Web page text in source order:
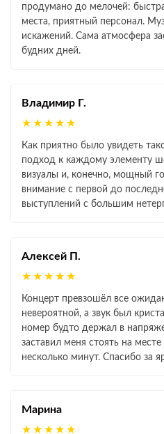
продумано до мелочей:
места, приятный персонал.
искажений. Сама атмосфера
будних дней.
Владимир Г.
★★★★★
Как приятно было увидеть
подход к каждому элементу
визуалы и, конечно, мощный
внимание с первой до
выступлений с большим
Алексей П.
★★★★★
Концерт превзошёл все
невероятной, а звук был
номер будто держал в
заставил меня стоять на
несколько минут. Спасибо за
Марина
★★★★★